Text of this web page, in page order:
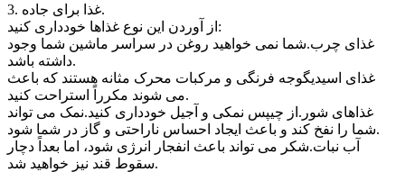
3. غذا برای جاده.
از آوردن این نوع غذاها خودداری کنید:
غذای چرب.شما نمی خواهید روغن در سراسر ماشین شما وجود
داشته باشد.
غذای اسیدیگوجه فرنگی و مرکبات محرک مثانه هستند که باعث
می شوند مکرراً استراحت کنید.
غذاهای شور.از چیپس نمکی و آجیل خودداری کنید.نمک می تواند
شما را نفخ کند و باعث ایجاد احساس ناراحتی و گاز در شما شود.
آب نبات.شکر می تواند باعث انفجار انرژی شود، اما بعداً دچار
سقوط قند نیز خواهید شد.